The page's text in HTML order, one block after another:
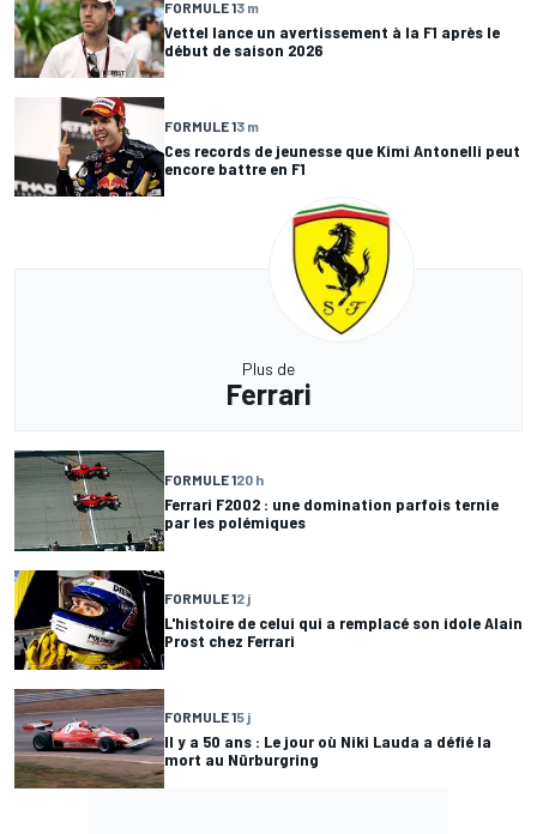
FORMULE 13 m
Vettel lance un avertissement à la F1 après le
début de saison 2026
FORMULE 13 m
Ces records de jeunesse que Kimi Antonelli peut
encore battre en F1
Plus de
Ferrari
FORMULE 120 h
Ferrari F2002 : une domination parfois ternie
par les polémiques
FORMULE 12 j
L'histoire de celui qui a remplacé son idole Alain
Prost chez Ferrari
FORMULE 15 j
Il y a 50 ans : Le jour où Niki Lauda a défié la
mort au Nürburgring